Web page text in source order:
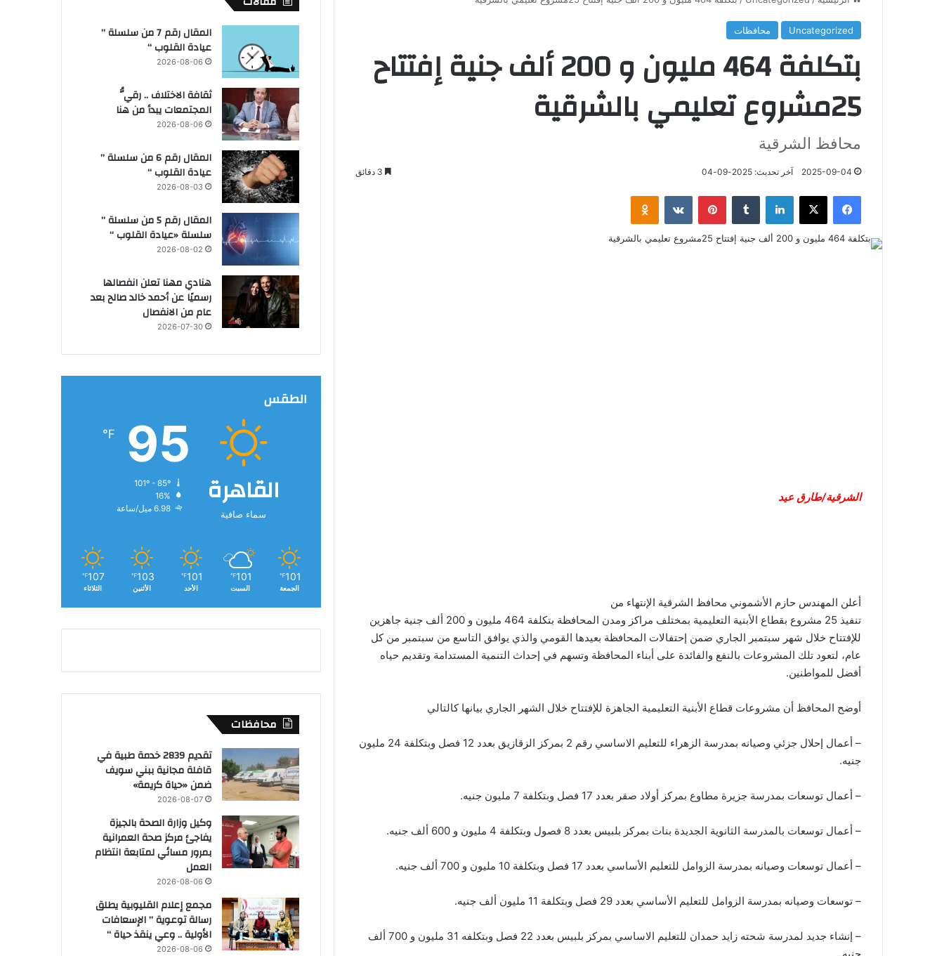
Uncategorized محافظات
بتكلفة 464 مليون و 200 ألف جنية إفتتاح
25مشروع تعليمي بالشرقية
محافظ الشرقية
2025-09-04 آخر تحديث: 2025-09-04
فيسبوك لينكدإن بينتيريست
الشرقية/طارق عيد
أعلن المهندس حازم الأشموني محافظ الشرقية الإنتهاء من
تنفيذ 25 مشروع بقطاع الأبنية التعليمية بمختلف مراكز ومدن المحافظة بتكلفة 464 مليون و 200 ألف جنية جاهزين
للإفتتاح خلال شهر سبتمبر الجاري ضمن إحتفالات المحافظة بعيدها القومي والذي يوافق التاسع من سبتمبر من كل
عام، لتعود تلك المشروعات بالنفع والفائدة على أبناء المحافظة وتسهم في إحداث التنمية المستدامة وتقديم حياه
أفضل للمواطنين.
أوضح المحافظ أن مشروعات قطاع الأبنية التعليمية الجاهزة للإفتتاح خلال الشهر الجاري بيانها كالتالي
– أعمال إحلال جزئي وصيانه بمدرسة الزهراء للتعليم الاساسي رقم 2 بمركز الزقازيق بعدد 12 فصل وبتكلفة 24 مليون
جنيه.
– أعمال توسعات بمدرسة جزيرة مطاوع بمركز أولاد صقر بعدد 17 فصل وبتكلفة 7 مليون جنيه.
– أعمال توسعات بالمدرسة الثانوية الجديدة بنات بمركز بلبيس بعدد 8 فصول وبتكلفة 4 مليون و 600 ألف جنيه.
– أعمال توسعات وصيانه بمدرسة الزوامل للتعليم الأساسي بعدد 17 فصل وبتكلفة 10 مليون و 700 ألف جنيه.
– توسعات وصيانه بمدرسة الزوامل للتعليم الأساسي بعدد 29 فصل وبتكلفة 11 مليون ألف جنيه.
– إنشاء جديد لمدرسة شحته زايد حمدان للتعليم الاساسي بمركز بلبيس بعدد 22 فصل وبتكلفه 31 مليون و 700 ألف
المقال رقم 7 من سلسلة ”
عيادة القلوب “
2026-08-06
ثقافة الاختلاف .. رقيُّ
المجتمعات يبدأ من هنا
2026-08-06
المقال رقم 6 من سلسلة ”
عيادة القلوب “
2026-08-03
المقال رقم 5 من سلسلة ”
سلسلة «عيادة القلوب “
2026-08-02
هنادي مهنا تعلن انفصالها
رسميًا عن أحمد خالد صالح بعد
عام من الانفصال
2026-07-30
الطقس
القاهرة
سماء صافية
95
℉
16%
6.98 ميل/ساعة
101
℉
الجمعة
101
℉
السبت
101
℉
الأحد
103
℉
الأثنين
107
℉
الثلاثاء
محافظات
تقديم 2839 خدمة طبية في
قافلة مجانية ببني سويف
ضمن «حياة كريمة»
2026-08-07
وكيل وزارة الصحة بالجيزة
يفاجئ مركز صحة العمرانية
بمرور مسائي لمتابعة انتظام
العمل
2026-08-06
مجمع إعلام القليوبية يطلق
رسالة توعوية ” الإسعافات
الأولية .. وعي ينقذ حياة “
2026-08-06